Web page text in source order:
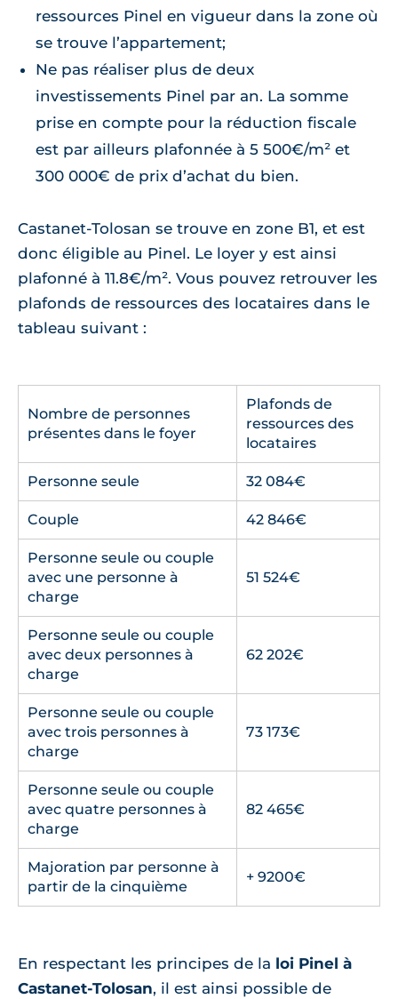
ressources Pinel en vigueur dans la zone où
se trouve l’appartement;
Ne pas réaliser plus de deux
investissements Pinel par an. La somme
prise en compte pour la réduction fiscale
est par ailleurs plafonnée à 5 500€/m² et
300 000€ de prix d’achat du bien.
Castanet-Tolosan se trouve en zone B1, et est
donc éligible au Pinel. Le loyer y est ainsi
plafonné à 11.8€/m². Vous pouvez retrouver les
plafonds de ressources des locataires dans le
tableau suivant :
Nombre de personnes
présentes dans le foyer
Plafonds de
ressources des
locataires
Personne seule 32 084€
Couple 42 846€
Personne seule ou couple
avec une personne à
charge
51 524€
Personne seule ou couple
avec deux personnes à
charge
62 202€
Personne seule ou couple
avec trois personnes à
charge
73 173€
Personne seule ou couple
avec quatre personnes à
charge
82 465€
Majoration par personne à
partir de la cinquième
+ 9200€
En respectant les principes de la loi Pinel à
Castanet-Tolosan, il est ainsi possible de